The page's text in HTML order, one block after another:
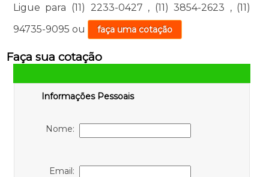
Ligue para (11) 2233-0427 , (11) 3854-2623 , (11)
94735-9095 ou faça uma cotação
Faça sua cotação
Informações Pessoais
Nome:
Email: